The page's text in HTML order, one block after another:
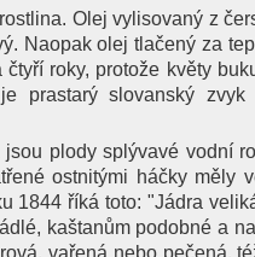
Olej vylisovaný z
Naopak olej tlačený za
roky, protože květy
prastarý slovanský zvyk
jsou plody splývavé vodní
ostnitými háčky měly
1844 říká toto: "Jádra
kaštanům podobné a
vařená nebo pečená,